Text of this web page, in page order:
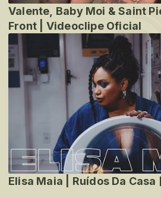
Valente, Baby Moi & Saint
Front | Videoclipe Oficial
Elisa Maia | Ruídos Da